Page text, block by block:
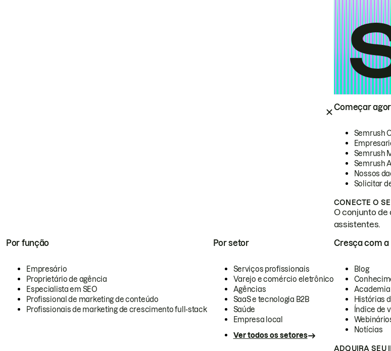
Começar
Semrush
Semrush
Semrush
Nossos
Solicitar
CONECTE O
O conjunto de
assistentes.
Por função
Empresário
Proprietário de agência
Especialista em SEO
Profissional de marketing de conteúdo
Profissionais de marketing de crescimento full-stack
Por setor
Serviços profissionais
Varejo e comércio eletrônico
Agências
SaaS e tecnologia B2B
Saúde
Empresa local
Ver todos os setores
Cresça com a
Blog
Academia
Histórias
Índice de
Notícias
ADQUIRA SEU